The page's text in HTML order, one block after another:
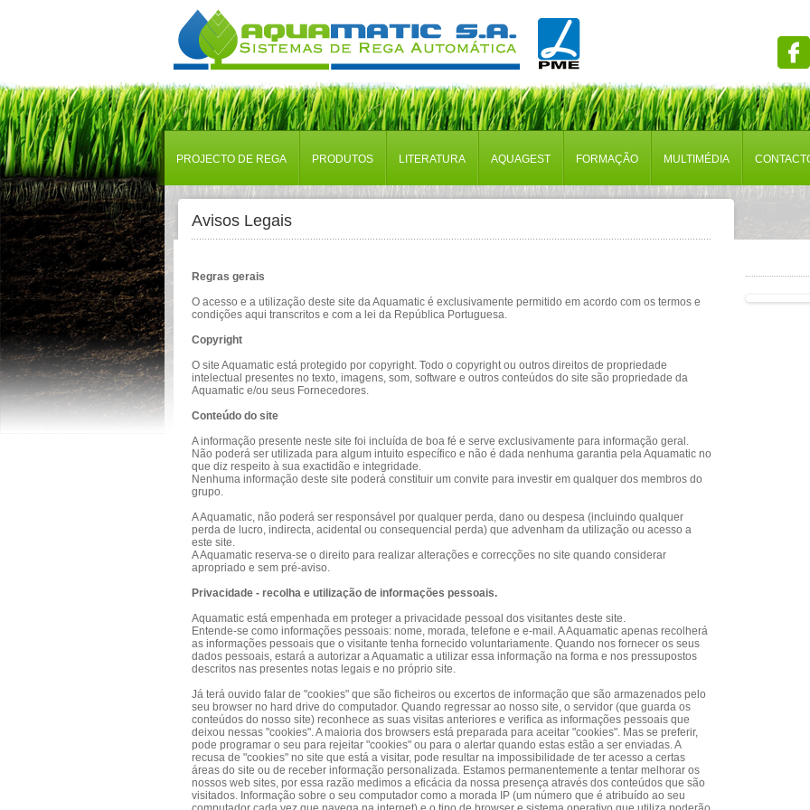
PROJECTO DE REGA PRODUTOS LITERATURA AQUAGEST FORMAÇÃO MULTIMÉDIA
Avisos Legais
Regras gerais
O acesso e a utilização deste site da Aquamatic é exclusivamente permitido em acordo com os termos e
condições aqui transcritos e com a lei da República Portuguesa.
Copyright
O site Aquamatic está protegido por copyright. Todo o copyright ou outros direitos de propriedade
intelectual presentes no texto, imagens, som, software e outros conteúdos do site são propriedade da
Aquamatic e/ou seus Fornecedores.
Conteúdo do site
A informação presente neste site foi incluída de boa fé e serve exclusivamente para informação geral.
Não poderá ser utilizada para algum intuito específico e não é dada nenhuma garantia pela Aquamatic no
que diz respeito à sua exactidão e integridade.
Nenhuma informação deste site poderá constituir um convite para investir em qualquer dos membros do
grupo.
A Aquamatic, não poderá ser responsável por qualquer perda, dano ou despesa (incluindo qualquer
perda de lucro, indirecta, acidental ou consequencial perda) que advenham da utilização ou acesso a
este site.
A Aquamatic reserva-se o direito para realizar alterações e correcções no site quando considerar
apropriado e sem pré-aviso.
Privacidade - recolha e utilização de informações pessoais.
Aquamatic está empenhada em proteger a privacidade pessoal dos visitantes deste site.
Entende-se como informações pessoais: nome, morada, telefone e e-mail. A Aquamatic apenas recolherá
as informações pessoais que o visitante tenha fornecido voluntariamente. Quando nos fornecer os seus
dados pessoais, estará a autorizar a Aquamatic a utilizar essa informação na forma e nos pressupostos
descritos nas presentes notas legais e no próprio site.
Já terá ouvido falar de "cookies" que são ficheiros ou excertos de informação que são armazenados pelo
seu browser no hard drive do computador. Quando regressar ao nosso site, o servidor (que guarda os
conteúdos do nosso site) reconhece as suas visitas anteriores e verifica as informações pessoais que
deixou nessas "cookies". A maioria dos browsers está preparada para aceitar "cookies". Mas se preferir,
pode programar o seu para rejeitar "cookies" ou para o alertar quando estas estão a ser enviadas. A
recusa de "cookies" no site que está a visitar, pode resultar na impossibilidade de ter acesso a certas
áreas do site ou de receber informação personalizada. Estamos permanentemente a tentar melhorar os
nossos web sites, por essa razão medimos a eficácia da nossa presença através dos conteúdos que são
visitados. Informação sobre o seu computador como a morada IP (um número que é atribuído ao seu